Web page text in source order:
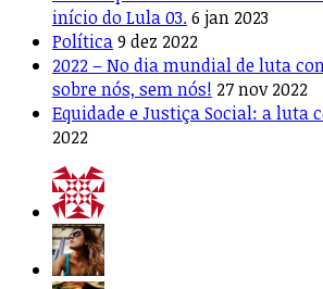
início do Lula 03.6 jan 2023
Política9 dez 2022
2022 – No dia mundial de luta
sobre nós, sem nós! 27 nov 2022
Equidade e Justiça Social: a luta
2022